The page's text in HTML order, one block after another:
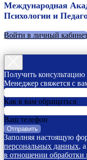
Международная
Психологии и
Войти в личный
Получить консультацию
Менеджер свяжется с
Как к вам обращаться
Ваш телефон
Отправить
Заполняя настоящую
персональных данных,
в отношении